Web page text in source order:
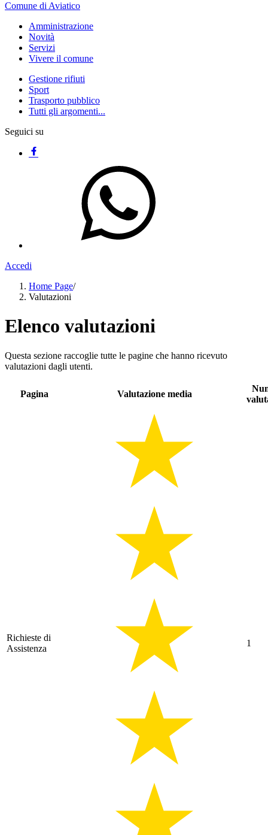
Comune di Aviatico
Amministrazione
Novità
Servizi
Vivere il comune
Gestione rifiuti
Sport
Trasporto pubblico
Tutti gli argomenti...
Seguici su
Accedi
Home Page/
Valutazioni
Elenco valutazioni
Questa sezione raccoglie tutte le pagine che hanno ricevuto
valutazioni dagli utenti.
Pagina Valutazione media
Richieste di
Assistenza
1